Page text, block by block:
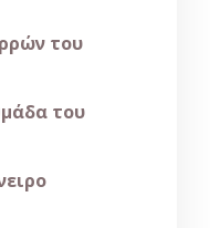
του
του